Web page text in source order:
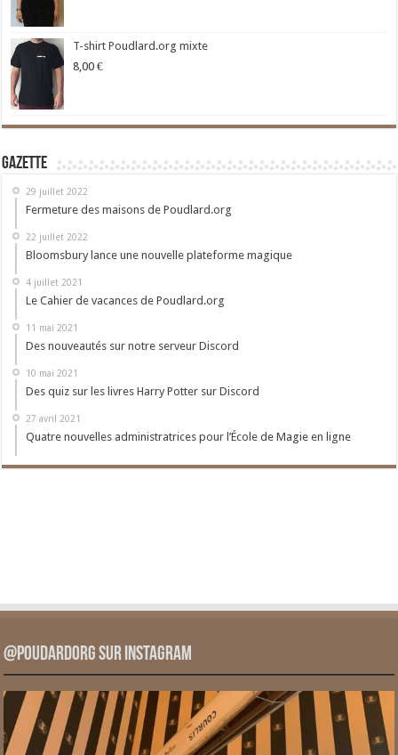
T-shirt Poudlard.org mixte
8,00 €
Gazette
29 juillet 2022
Fermeture des maisons de Poudlard.org
22 juillet 2022
Bloomsbury lance une nouvelle plateforme magique
4 juillet 2021
Le Cahier de vacances de Poudlard.org
11 mai 2021
Des nouveautés sur notre serveur Discord
10 mai 2021
Des quiz sur les livres Harry Potter sur Discord
27 avril 2021
Quatre nouvelles administratrices pour l’École de Magie en ligne
@PoudardOrg sur Instagram